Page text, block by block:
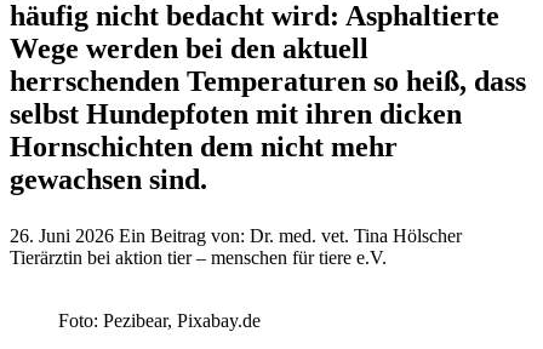
häufig nicht bedacht wird: Asphaltierte
Wege werden bei den aktuell
herrschenden Temperaturen so heiß, dass
selbst Hundepfoten mit ihren dicken
Hornschichten dem nicht mehr
gewachsen sind.
26. Juni 2026 Ein Beitrag von: Dr. med. vet. Tina Hölscher
Tierärztin bei aktion tier – menschen für tiere e.V.
Foto: Pezibear, Pixabay.de